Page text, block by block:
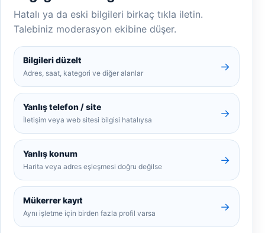
Hatalı ya da eski bilgileri birkaç tıkla iletin.
Talebiniz moderasyon ekibine düşer.
Bilgileri düzelt
Adres, saat, kategori ve diğer alanlar
→
Yanlış telefon / site
İletişim veya web sitesi bilgisi hatalıysa
→
Yanlış konum
Harita veya adres eşleşmesi doğru değilse
→
Mükerrer kayıt
Aynı işletme için birden fazla profil varsa
→